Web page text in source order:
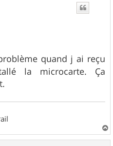
quand j ai reçu
la microcarte. Ça
a